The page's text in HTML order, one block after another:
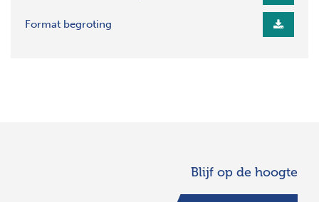
Format begroting
Blijf op de hoogte